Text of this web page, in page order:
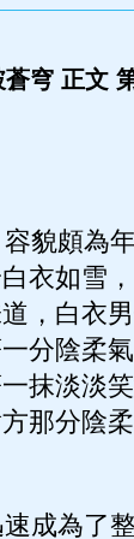
蒼穹 正文
貌頗為
衣如雪
，白衣
分陰柔
抹淡淡
那分陰
成為了